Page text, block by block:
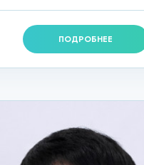
ПОДРОБНЕЕ